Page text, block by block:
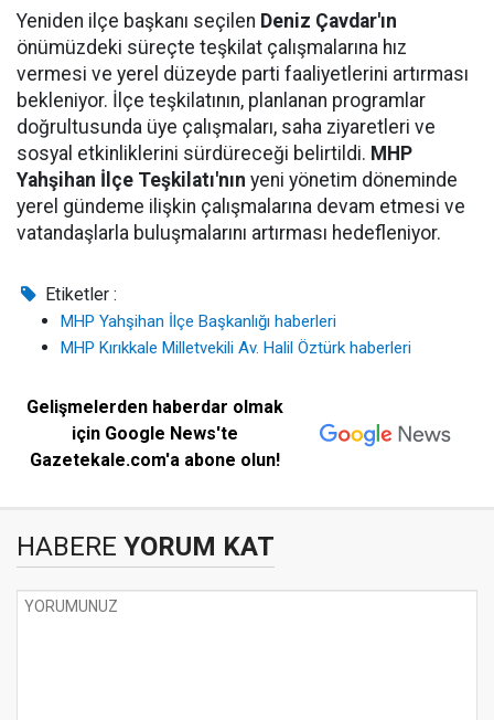
Yeniden ilçe başkanı seçilen Deniz Çavdar'ın
önümüzdeki süreçte teşkilat çalışmalarına hız
vermesi ve yerel düzeyde parti faaliyetlerini artırması
bekleniyor. İlçe teşkilatının, planlanan programlar
doğrultusunda üye çalışmaları, saha ziyaretleri ve
sosyal etkinliklerini sürdüreceği belirtildi. MHP
Yahşihan İlçe Teşkilatı'nın yeni yönetim döneminde
yerel gündeme ilişkin çalışmalarına devam etmesi ve
vatandaşlarla buluşmalarını artırması hedefleniyor.
Etiketler :
MHP Yahşihan İlçe Başkanlığı haberleri
MHP Kırıkkale Milletvekili Av. Halil Öztürk haberleri
Gelişmelerden haberdar olmak
için Google News'te
Gazetekale.com'a abone olun!
HABERE YORUM KAT